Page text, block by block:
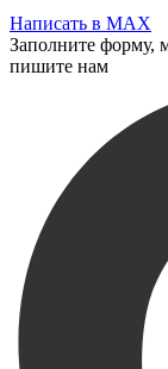
Написать в MAX
Заполните форму,
пишите нам